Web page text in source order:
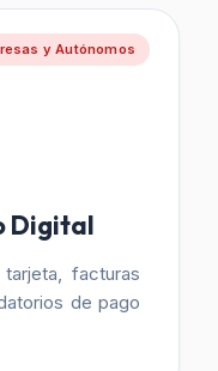
y Autónomos
Digital
facturas
de pago